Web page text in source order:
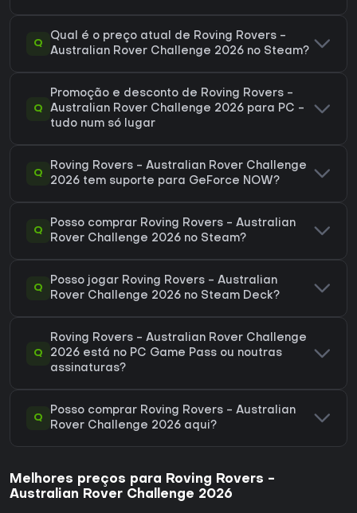
Q
Qual é o preço atual de Roving Rovers -
Australian Rover Challenge 2026 no Steam?
Q
Promoção e desconto de Roving Rovers -
Australian Rover Challenge 2026 para PC -
tudo num só lugar
Q
Roving Rovers - Australian Rover Challenge
2026 tem suporte para GeForce NOW?
Q
Posso comprar Roving Rovers - Australian
Rover Challenge 2026 no Steam?
Q
Posso jogar Roving Rovers - Australian
Rover Challenge 2026 no Steam Deck?
Q
Roving Rovers - Australian Rover Challenge
2026 está no PC Game Pass ou noutras
assinaturas?
Q
Posso comprar Roving Rovers - Australian
Rover Challenge 2026 aqui?
Melhores preços para Roving Rovers -
Australian Rover Challenge 2026